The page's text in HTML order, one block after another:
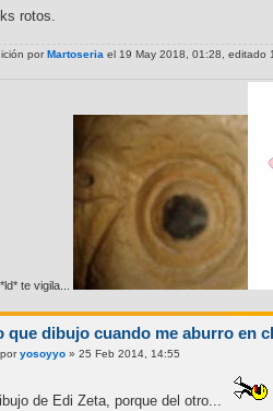
rotos.
por Martoseria el 19 May 2018, 01:28, editado
te vigila...
que dibujo cuando me aburro en
poryosoyyo » 25 Feb 2014, 14:55
de Edi Zeta, porque del otro...